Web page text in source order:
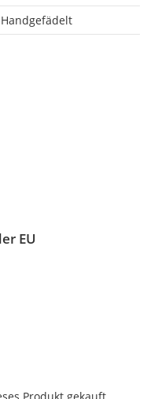
Handgefädelt
EU
Produkt gekauft